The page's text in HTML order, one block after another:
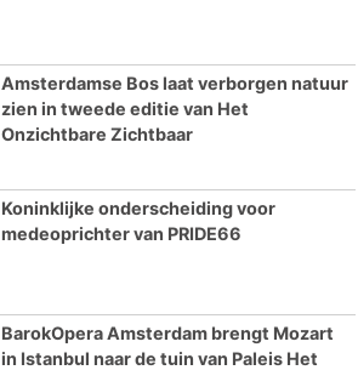
Amsterdamse Bos laat verborgen natuur
zien in tweede editie van Het
Onzichtbare Zichtbaar
Koninklijke onderscheiding voor
medeoprichter van PRIDE66
BarokOpera Amsterdam brengt Mozart
in Istanbul naar de tuin van Paleis Het